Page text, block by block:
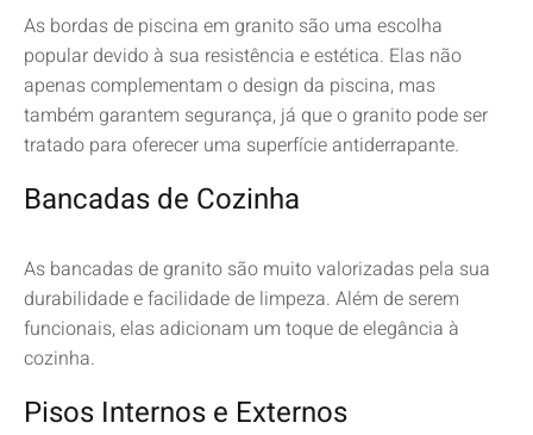
As bordas de piscina em granito são uma escolha
popular devido à sua resistência e estética. Elas não
apenas complementam o design da piscina, mas
também garantem segurança, já que o granito pode ser
tratado para oferecer uma superfície antiderrapante.
Bancadas de Cozinha
As bancadas de granito são muito valorizadas pela sua
durabilidade e facilidade de limpeza. Além de serem
funcionais, elas adicionam um toque de elegância à
cozinha.
Pisos Internos e Externos